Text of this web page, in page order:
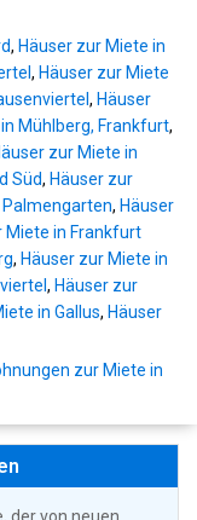
, Häuser zur Miete in
, Häuser zur Miete
, Häuser
Mühlberg, Frankfurt,
zur Miete in
Süd, Häuser zur
Palmengarten, Häuser
Miete in Frankfurt
, Häuser zur Miete in
, Häuser zur
in Gallus, Häuser
zur Miete in